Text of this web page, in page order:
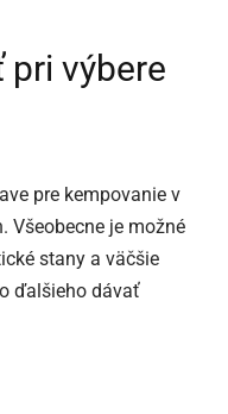
pri výbere
pre kempovanie v
Všeobecne je možné
stany a väčšie
ďalšieho dávať